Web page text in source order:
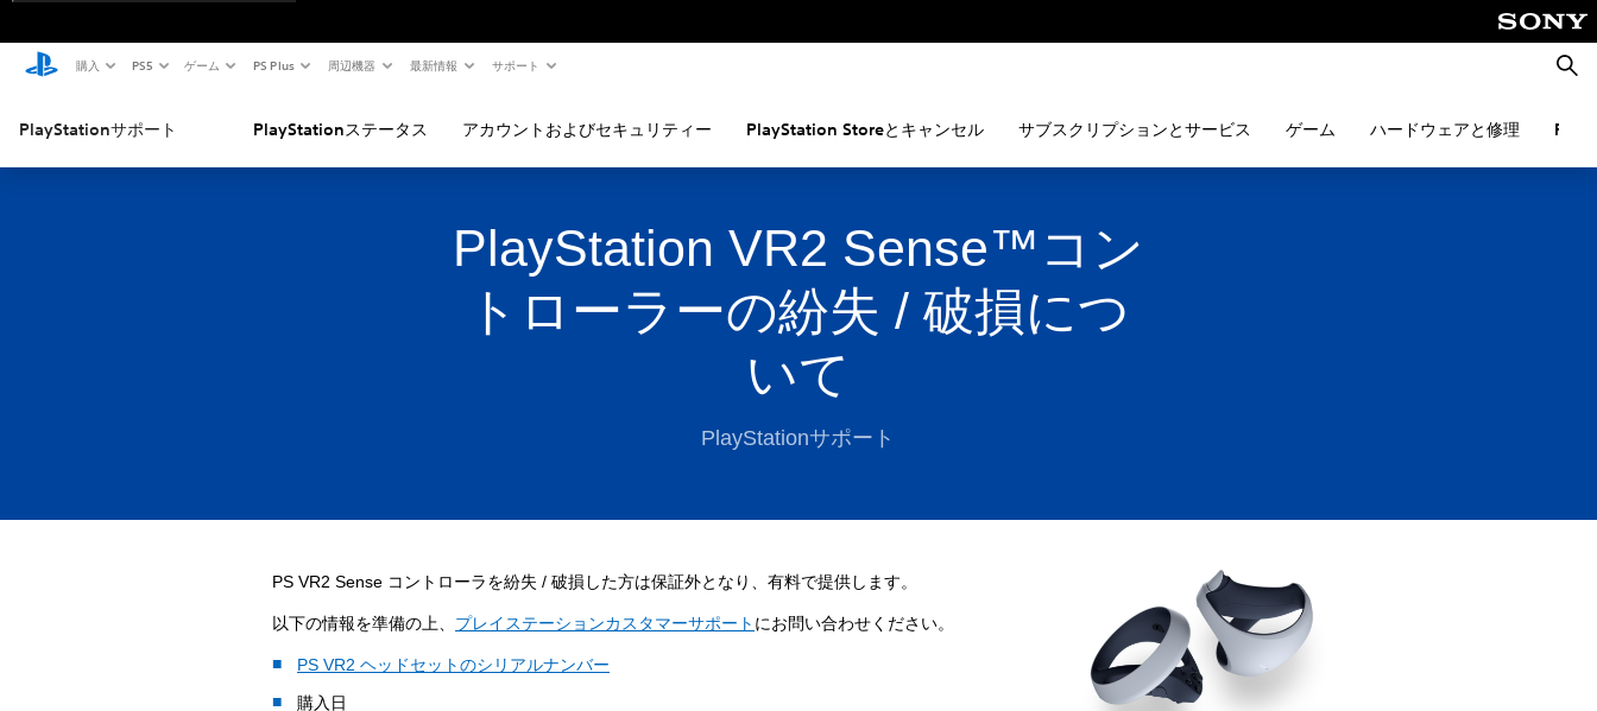
購入 PS5 ゲーム PS Plus 周辺機器 最新情報 サポート
検
索
PlayStationサポート PlayStationステータス アカウントおよびセキュリティー PlayStation Storeとキャンセル サブスクリプションとサービス ゲーム ハードウェアと修理
PlayStation VR2 Sense™コン
トローラーの紛失 / 破損につ
いて
PlayStationサポート
PS VR2 Sense コントローラを紛失 / 破損した方は保証外となり、有料で提供します。
以下の情報を準備の上、 プレイステーションカスタマーサポート にお問い合わせください。
PS VR2 ヘッドセットのシリアルナンバー
購入日